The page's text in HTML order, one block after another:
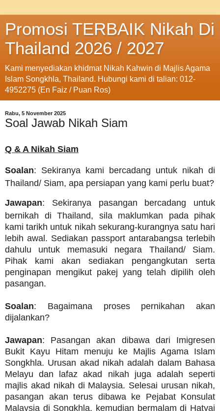
Promosi TERBAIK Nikah Di
Thailand 2026 / 2027
Kami menyediakan khidmat Nikah Kahwin di Majlis Agama
Islam Songkhla, Thailand. Hubungi kami di talian: 012-
4952275 (En Faiz / Puan Ros)
Rabu, 5 November 2025
Soal Jawab Nikah Siam
Q & A Nikah Siam
Soalan: Sekiranya kami bercadang untuk nikah di
Thailand/ Siam, apa persiapan yang kami perlu buat?
Jawapan: Sekiranya pasangan bercadang untuk
bernikah di Thailand, sila maklumkan pada pihak
kami tarikh untuk nikah sekurang-kurangnya satu hari
lebih awal. Sediakan passport antarabangsa terlebih
dahulu untuk memasuki negara Thailand/ Siam.
Pihak kami akan sediakan pengangkutan serta
penginapan mengikut pakej yang telah dipilih oleh
pasangan.
Soalan: Bagaimana proses pernikahan akan
dijalankan?
Jawapan: Pasangan akan dibawa dari Imigresen
Bukit Kayu Hitam menuju ke Majlis Agama Islam
Songkhla. Urusan akad nikah adalah dalam Bahasa
Melayu dan lafaz akad nikah juga adalah seperti
majlis akad nikah di Malaysia. Selesai urusan nikah,
pasangan akan terus dibawa ke Pejabat Konsulat
Malaysia di Songkhla, kemudian bermalam di Hatyai